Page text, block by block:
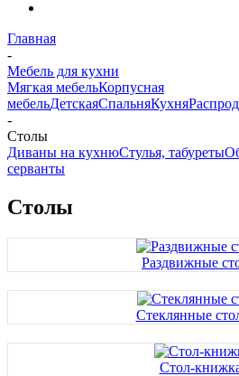
Главная
-
Мебель для кухни
Мягкая мебельКорпусная
мебельДетскаяСпальняКухня
-
Столы
Диваны на кухнюСтулья, табуреты
серванты
Столы
Раздвижные
Стеклянные
Стол-